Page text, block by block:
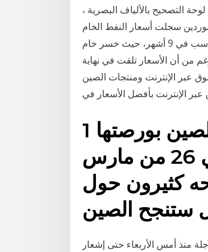
التصحيح بالألياف البصرية ،
سجلت أسعار النفط الخام
أول خسارة أسبوعية منذ سبعة أسابيع، وبعد تسجيل أعلى مستوى من المكاسب في 9 أشهر، حيث خسر خام
في المائة، وذلك على الرغم من أن الأسعار تلقت في نهاية
عبر الإنترنت ومنتجات الصين
1 أيار (مايو) 2018 اليوم وبعد افتاح الصين بورصتها
لعقود النفط الآجلة في شنغهاي في 26 من مارس
كثيرون حول
منذ أمس الأربعاء حتى إشعار